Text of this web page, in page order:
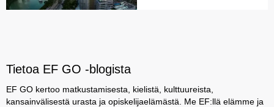
Tietoa EF GO -blogista
EF GO kertoo matkustamisesta, kielistä, kulttuureista,
kansainvälisestä urasta ja opiskelijaelämästä. Me EF:llä elämme ja